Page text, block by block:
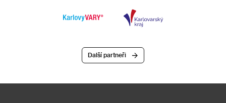
Další partneři